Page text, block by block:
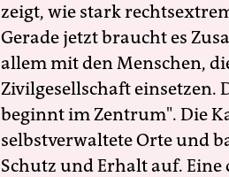
zeigt, wie stark
Gerade jetzt braucht es
allem mit den Menschen,
Zivilgesellschaft einsetzen.
beginnt im Zentrum". Die
selbstverwaltete Orte und
Schutz und Erhalt auf.